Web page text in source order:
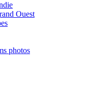
Ouest
photos